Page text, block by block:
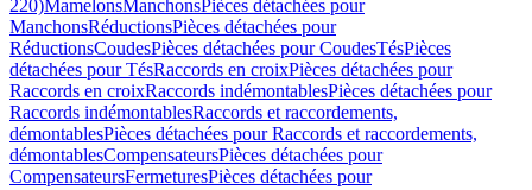
220)MamelonsManchonsPièces détachées pour
ManchonsRéductionsPièces détachées pour
RéductionsCoudesPièces détachées pour CoudesTésPièces
détachées pour TésRaccords en croixPièces détachées pour
Raccords en croixRaccords indémontablesPièces détachées pour
Raccords indémontablesRaccords et raccordements,
démontablesPièces détachées pour Raccords et raccordements,
démontablesCompensateursPièces détachées pour
CompensateursFermeturesPièces détachées pour